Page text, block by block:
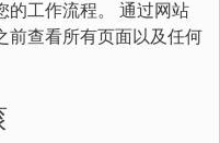
的工作流程。 通过网站
前查看所有页面以及任何